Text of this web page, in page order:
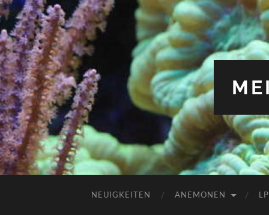
NEUIGKEITEN ANEMONEN